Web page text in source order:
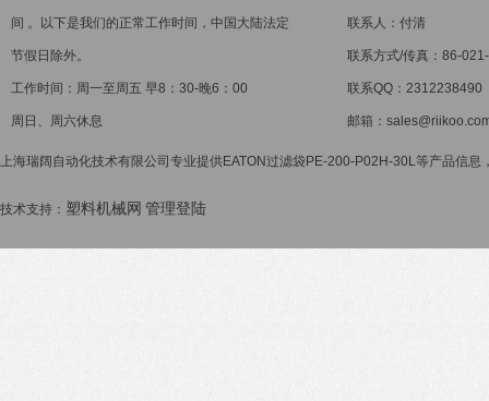
间 。以下是我们的正常工作时间，中国大陆法定
节假日除外。
工作时间：周一至周五 早8：30-晚6：00
周日、周六休息
联系人：付清
联系方式/传真：86-
联系QQ：2312238490
邮箱：
上海瑞阔自动化技术有限公司专业提供EATON过滤袋PE-200-P02H-30L等产品信息
技术支持： 塑料机械网 管理登陆